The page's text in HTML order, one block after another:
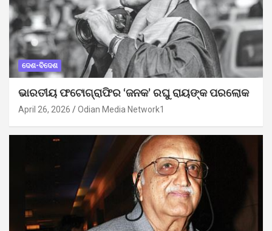
ଦେଶ-ବିଦେଶ
ଭାରତୀୟ ଫଟୋଗ୍ରାଫିର ‘ଜନକ’ ରଘୁ ରାୟଙ୍କ ପରଲୋକ
April 26, 2026 Odian Media Network1